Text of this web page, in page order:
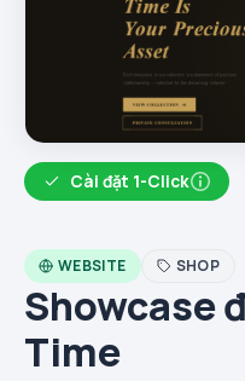
Cài đặt 1-Click
WEBSITE SHOP
Showcase
Time